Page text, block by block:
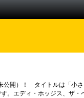
開）！ タイトルは「小
エディ・ホッジス、ザ